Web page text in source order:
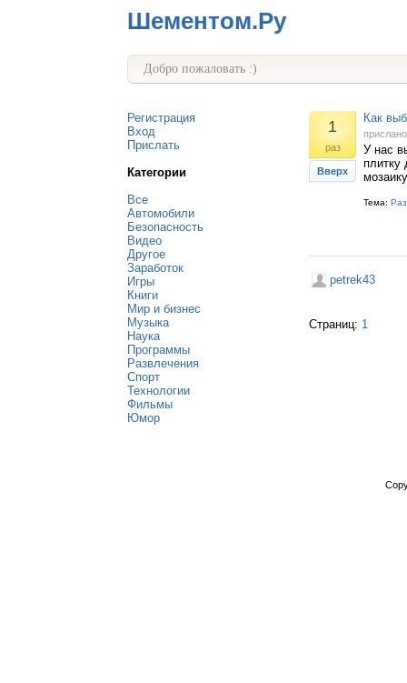
Шементом.Ру
Добро пожаловать :)
Регистрация
Вход
Прислать
Категории
Все
Автомобили
Безопасность
Видео
Другое
Заработок
Игры
Книги
Мир и бизнес
Музыка
Наука
Программы
Развлечения
Спорт
Технологии
Фильмы
Юмор
1
раз
Вверх
Как
У нас
плитку
Тема:
petrek43
Страниц: 1